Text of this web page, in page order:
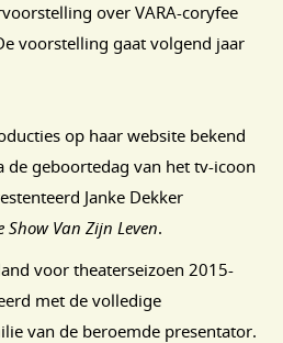
over VARA-coryfee
voorstelling gaat volgend jaar
op haar website bekend
de geboortedag van het tv-icoon
Janke Dekker
Show Van Zijn Leven.
voor theaterseizoen 2015-
met de volledige
van de beroemde presentator.